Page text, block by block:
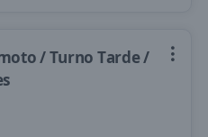
/ Turno Tarde /